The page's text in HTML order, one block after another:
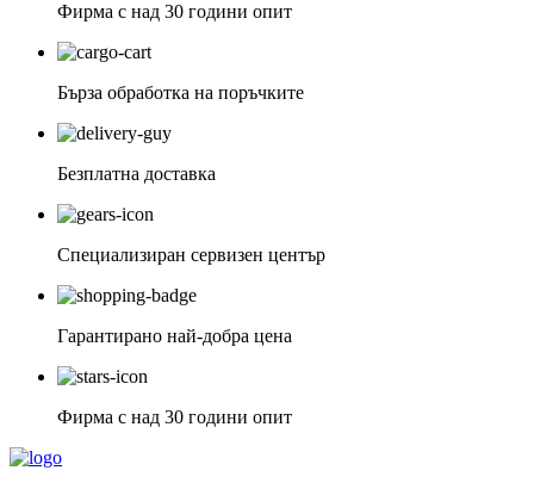
Фирма с над 30 години опит
Бърза обработка на поръчките
Безплатна доставка
Специализиран сервизен център
Гарантирано най-добра цена
Фирма с над 30 години опит